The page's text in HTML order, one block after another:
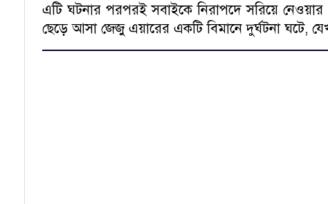
এটি ঘটনার পরপরই সবাইকে নিরাপদে সরিয়ে নেওয়ার
ছেড়ে আসা জেজু এয়ারের একটি বিমানে দুর্ঘটনা ঘটে,